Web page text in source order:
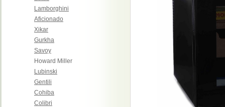
Lamborghini
Aficionado
Xikar
Gurkha
Savoy
Howard Miller
Lubinski
Gentili
Cohiba
Colibri